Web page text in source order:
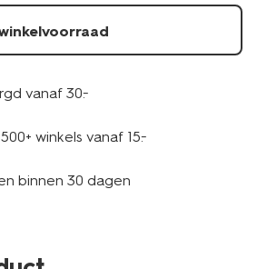
vanaf 30.-
winkels vanaf 15.-
binnen 30 dagen